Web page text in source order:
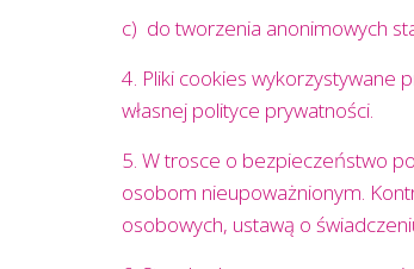
c) do tworzenia anonimowych
4. Pliki cookies wykorzystywane
własnej polityce prywatności.
5. W trosce o bezpieczeństwo
osobom nieupoważnionym.
osobowych, ustawą o